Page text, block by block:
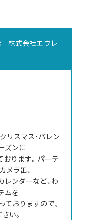
株式会社エウレ
リスマス・バレン
ズンに
おります。パーテ
メラ缶、
レンダーなど、わ
ムを
おりますので、
い。